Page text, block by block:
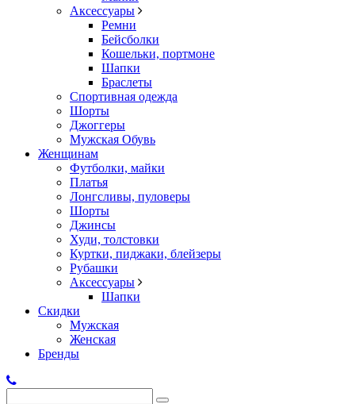
Аксессуары
Ремни
Бейсболки
Кошельки, портмоне
Шапки
Браслеты
Спортивная одежда
Шорты
Джоггеры
Мужская Обувь
Женщинам
Футболки, майки
Платья
Лонгсливы, пуловеры
Шорты
Джинсы
Худи, толстовки
Куртки, пиджаки, блейзеры
Рубашки
Аксессуары
Шапки
Скидки
Мужская
Женская
Бренды